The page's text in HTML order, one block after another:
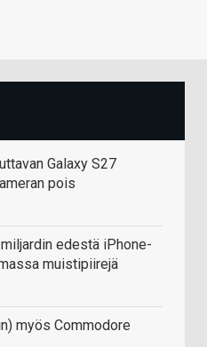
Galaxy S27
pois
edestä iPhone-
muistipiirejä
myös Commodore